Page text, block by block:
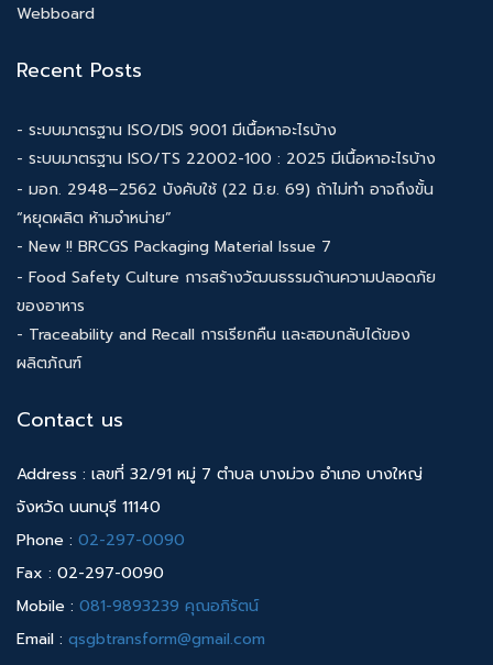
Webboard
Recent Posts
- ระบบมาตรฐาน ISO/DIS 9001 มีเนื้อหาอะไรบ้าง
- ระบบมาตรฐาน ISO/TS 22002-100 : 2025 มีเนื้อหาอะไรบ้าง
- มอก. 2948–2562 บังคับใช้ (22 มิ.ย. 69) ถ้าไม่ทำ อาจถึงขั้น
“หยุดผลิต ห้ามจำหน่าย”
- New !! BRCGS Packaging Material Issue 7
- Food Safety Culture การสร้างวัฒนธรรมด้านความปลอดภัย
ของอาหาร
- Traceability and Recall การเรียกคืน และสอบกลับได้ของ
ผลิตภัณฑ์
Contact us
Address : เลขที่ 32/91 หมู่ 7 ตำบล บางม่วง อำเภอ บางใหญ่
จังหวัด นนทบุรี 11140
Phone : 02-297-0090
Fax : 02-297-0090
Mobile : 081-9893239 คุณอภิรัตน์
Email : qsgbtransform@gmail.com